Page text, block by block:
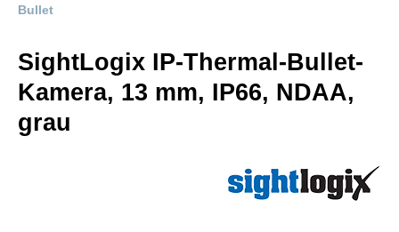
Bullet
SightLogix IP-Thermal-Bullet-
Kamera, 13 mm, IP66, NDAA,
grau